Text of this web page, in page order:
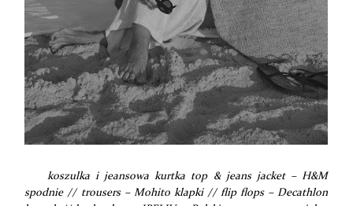
koszulka i jeansowa kurtka top & jeans jacket – H&M
spodnie // trousers – Mohito klapki // flip flops – Decathlon